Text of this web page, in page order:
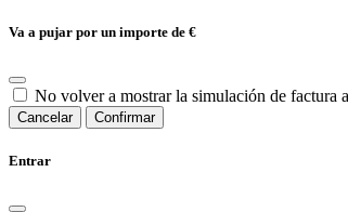
Va a pujar por un importe de €
No volver a mostrar la simulación de factura
Cancelar Confirmar
Entrar